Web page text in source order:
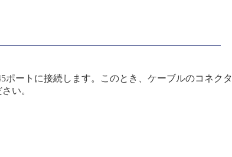
ートに接続します。このとき、ケーブルのコネクタ
い。